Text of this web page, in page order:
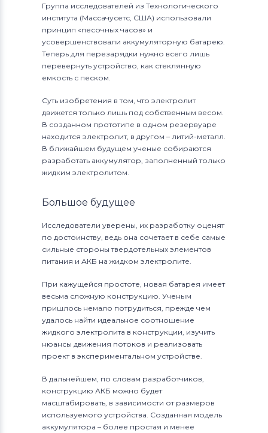
Группа исследователей из Технологического
института (Массачусетс, США) использовали
принцип «песочных часов» и
усовершенствовали аккумуляторную батарею.
Теперь для перезарядки нужно всего лишь
перевернуть устройство, как стеклянную
емкость с песком.
Суть изобретения в том, что электролит
движется только лишь под собственным весом.
В созданном прототипе в одном резервуаре
находится электролит, в другом – литий-металл.
В ближайшем будущем ученые собираются
разработать аккумулятор, заполненный только
жидким электролитом.
Большое будущее
Исследователи уверены, их разработку оценят
по достоинству, ведь она сочетает в себе самые
сильные стороны твердотельных элементов
питания и АКБ на жидком электролите.
При кажущейся простоте, новая батарея имеет
весьма сложную конструкцию. Ученым
пришлось немало потрудиться, прежде чем
удалось найти идеальное соотношение
жидкого электролита в конструкции, изучить
нюансы движения потоков и реализовать
проект в экспериментальном устройстве.
В дальнейшем, по словам разработчиков,
конструкцию АКБ можно будет
масштабировать, в зависимости от размеров
используемого устройства. Созданная модель
аккумулятора – более простая и менее